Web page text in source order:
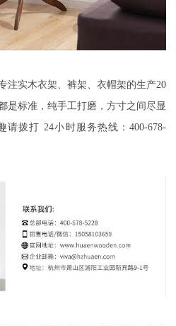
注实木衣架、裤架、衣帽架的生产20
是标准，纯手工打磨，方寸之间尽显
请拨打 24小时服务热线：400-678-